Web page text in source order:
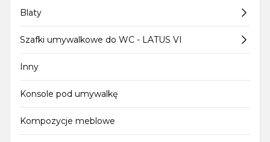
Blaty
Szafki umywalkowe do WC - LATUS VI
Inny
Konsole pod umywalkę
Kompozycje meblowe